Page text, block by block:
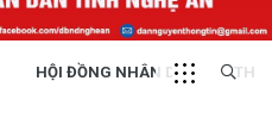
HỘI ĐỒNG NHÂN DÂN